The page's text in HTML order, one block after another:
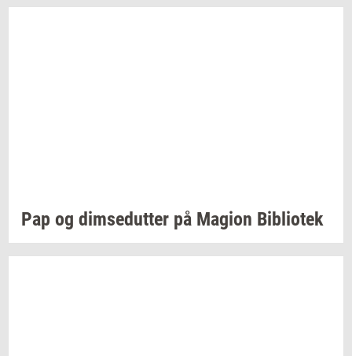
Pap og dim­se­dut­ter på Magion Bi­bli­o­tek